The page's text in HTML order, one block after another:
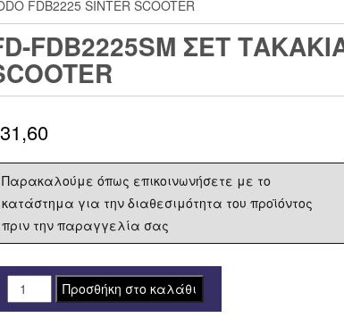
FDB2225 SINTER SCOOTER
FDB2225SM ΣΕΤ
31,60
Παρακαλούμε όπως επικοινωνήσετε με το
κατάστημα για την διαθεσιμότητα του προϊόντος
πριν την παραγγελία σας
FD-
FDB2225SM
Προσθήκη στο καλάθι